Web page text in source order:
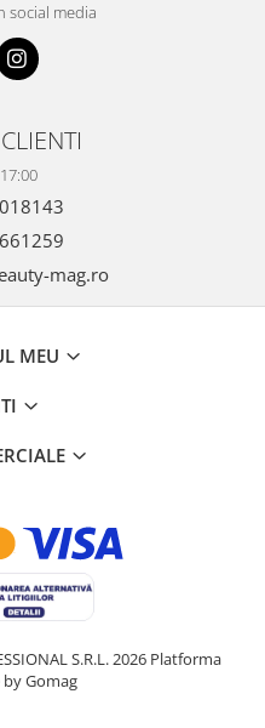
social media
mag.ro
MEU
S.R.L. 2026 Platforma
by Gomag